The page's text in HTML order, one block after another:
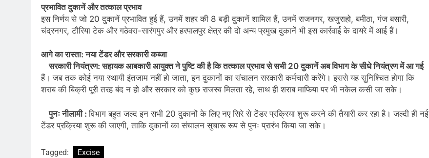
प्रभावित दुकानें और तत्काल प्रभाव
इस निर्णय से जो 20 दुकानें प्रभावित हुई हैं, उनमें शहर की 8 बड़ी दुकानें शामिल हैं, उनमें राजनगर, खजुराहो, बमीठा, गंज बसारी,
चंद्रनगर, टौरिया टेक और गठेवरा-सारंगपुर और हरपालपुर क्षेत्र की दो अन्य प्रमुख दुकानें भी इस कार्रवाई के दायरे में आई हैं।
आगे का रास्ता: नया टेंडर और सरकारी कब्जा
सरकारी नियंत्रण: सहायक आबकारी आयुक्त ने पुष्टि की है कि तत्काल प्रभाव से सभी 20 दुकानें अब विभाग के सीधे नियंत्रण में आ गई
हैं। जब तक कोई नया स्थायी इंतजाम नहीं हो जाता, इन दुकानों का संचालन सरकारी कर्मचारी करेंगे। इससे यह सुनिश्चित होगा कि
शराब की बिक्री पूरी तरह बंद न हो और सरकार को कुछ राजस्व मिलता रहे, साथ ही शराब माफिया पर भी नकेल कसी जा सके।
पुनः नीलामी :विभाग बहुत जल्द इन सभी 20 दुकानों के लिए नए सिरे से टेंडर प्रक्रिया शुरू करने की तैयारी कर रहा है। जल्दी ही नई
टेंडर प्रक्रिया शुरू की जाएगी, ताकि दुकानों का संचालन सुचारू रूप से पुनः प्रारंभ किया जा सके।
Tagged: Excise